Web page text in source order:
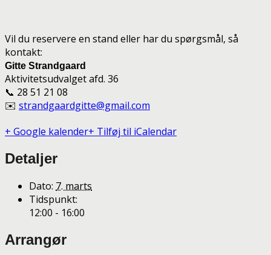
Vil du reservere en stand eller har du spørgsmål, så
kontakt:
Gitte Strandgaard
Aktivitetsudvalget afd. 36
📞 28 51 21 08
✉️ strandgaardgitte@gmail.com
+ Google kalender+ Tilføj til iCalendar
Detaljer
Dato: 7. marts
Tidspunkt:
12:00 - 16:00
Arrangør